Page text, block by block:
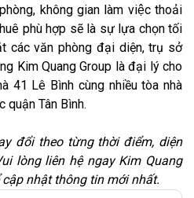
không gian làm việc thoải
phù hợp sẽ là sự lựa chọn tối
các văn phòng đại diện, trụ sở
Kim Quang Group là đại lý cho
41 Lê Bình cùng nhiều tòa nhà
quận Tân Bình.
đổi theo từng thời điểm, diện
lòng liên hệ ngay Kim Quang
nhật thông tin mới nhất.